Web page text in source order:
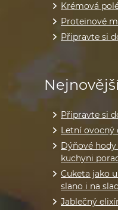
Krémová
Proteinové
Připravte si
Připravte si
Letní ovocný
Dýňové
kuchyni
Cuketa jako
slano i na
Jablečný